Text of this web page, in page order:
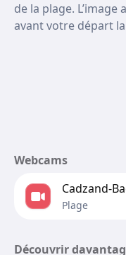
de la plage.
avant votre départ
Webcams
Cadzand-
Plage
Découvrir